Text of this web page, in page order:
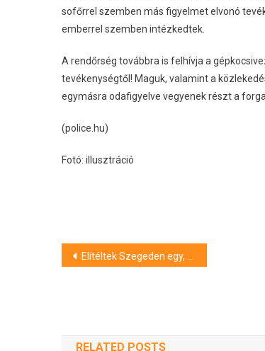
sofőrrel szemben más figyelmet elvonó
emberrel szemben intézkedtek.
A rendőrség továbbra is felhívja a
tevékenységtől! Maguk, valamint a
egymásra odafigyelve vegyenek részt a
(police.hu)
Fotó: illusztráció
Bejegyzés
Elítéltek Szegeden egy, az autóvezetést a gyerekének átengedő férfit és élettársát
RELATED POSTS